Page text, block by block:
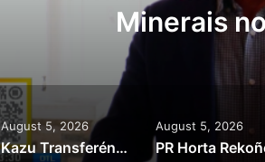
Minerais
August 5, 2026
Kazu Transferénsia Osan Millaun 42 Husi Singapura, Advogadu Sei Halo Rekursu
August 5, 2026